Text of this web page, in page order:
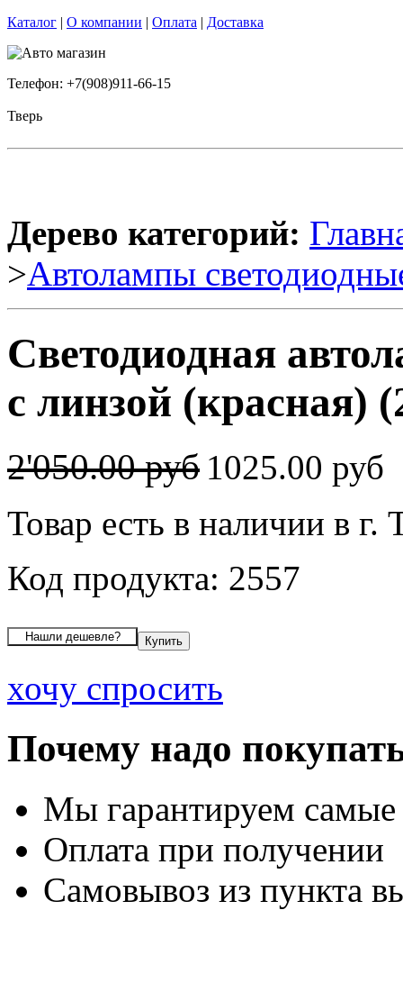
Каталог | О компании | Оплата | Доставка
Телефон: +7(908)911-66-15
Тверь
Дерево категорий:
>Автолампы
Светодиодная
с линзой (красная)
2'050.00 руб 1025.00 руб
Товар есть в наличии в г.
Код продукта: 2557
хочу спросить
Почему надо
Мы гарантируем
Оплата при получении
Самовывоз из пункта